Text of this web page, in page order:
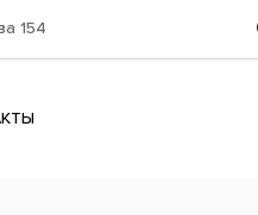
154